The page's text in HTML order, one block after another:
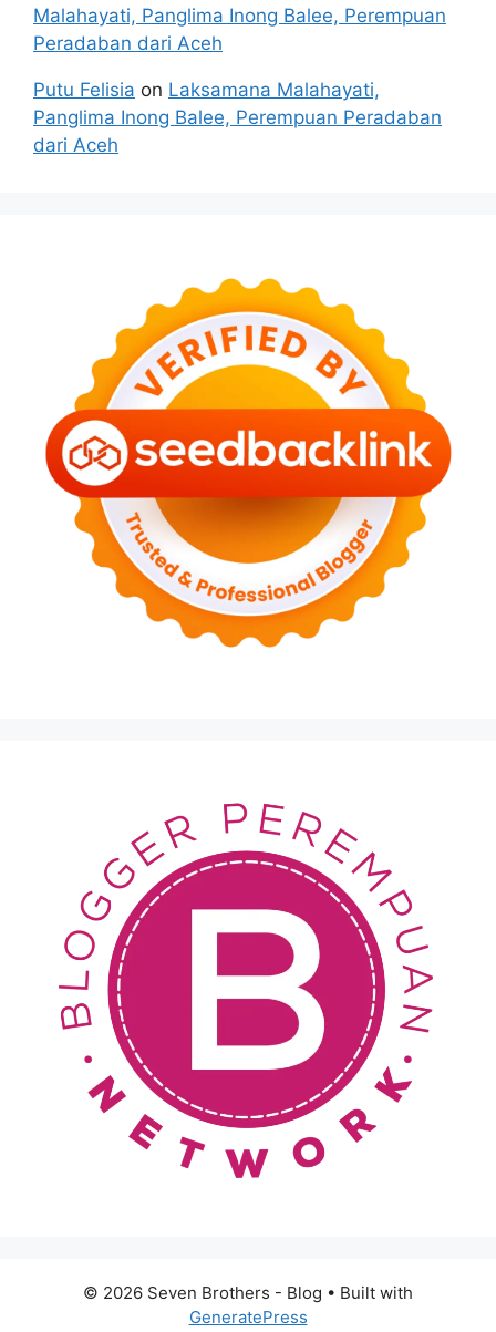
Malahayati, Panglima Inong Balee, Perempuan
Peradaban dari Aceh
Putu Felisia on Laksamana Malahayati,
Panglima Inong Balee, Perempuan Peradaban
dari Aceh
© 2026 Seven Brothers - Blog • Built with
GeneratePress